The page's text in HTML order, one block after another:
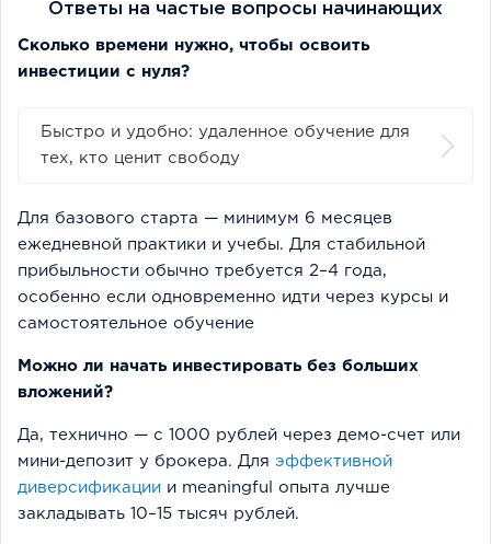
Ответы на частые вопросы начинающих
Сколько времени нужно, чтобы освоить
инвестиции с нуля?
Быстро и удобно: удаленное обучение для
тех, кто ценит свободу
Для базового старта — минимум 6 месяцев
ежедневной практики и учебы. Для стабильной
прибыльности обычно требуется 2–4 года,
особенно если одновременно идти через курсы и
самостоятельное обучение
Можно ли начать инвестировать без больших
вложений?
Да, технично — с 1000 рублей через демо-счет или
мини-депозит у брокера. Для эффективной
диверсификации и meaningful опыта лучше
закладывать 10–15 тысяч рублей.